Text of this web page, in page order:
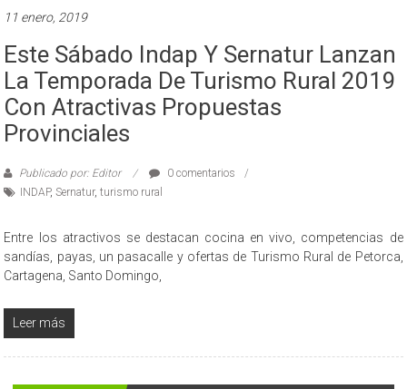
11 enero, 2019
Este Sábado Indap Y Sernatur Lanzan
La Temporada De Turismo Rural 2019
Con Atractivas Propuestas
Provinciales
Publicado por: Editor
0 comentarios
INDAP,Sernatur,turismo rural
Entre los atractivos se destacan cocina en vivo, competencias de
sandías, payas, un pasacalle y ofertas de Turismo Rural de Petorca,
Cartagena, Santo Domingo,
Leer más